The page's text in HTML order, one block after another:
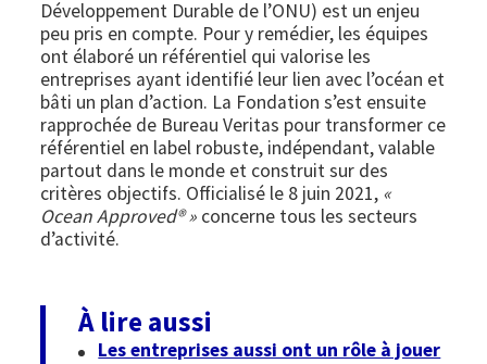
Développement Durable de l’ONU) est un enjeu
peu pris en compte. Pour y remédier, les équipes
ont élaboré un référentiel qui valorise les
entreprises ayant identifié leur lien avec l’océan et
bâti un plan d’action. La Fondation s’est ensuite
rapprochée de Bureau Veritas pour transformer ce
référentiel en label robuste, indépendant, valable
partout dans le monde et construit sur des
critères objectifs. Officialisé le 8 juin 2021, «
Ocean Approved® » concerne tous les secteurs
d’activité.
À lire aussi
Les entreprises aussi ont un rôle à jouer